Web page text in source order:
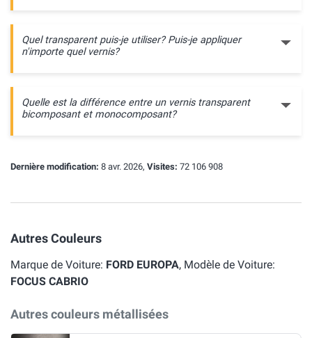
Quel transparent puis-je utiliser? Puis-je appliquer
n'importe quel vernis?
Quelle est la différence entre un vernis transparent
bicomposant et monocomposant?
Dernière modification: 8 avr. 2026, Visites: 72 106 908
Autres Couleurs
Marque de Voiture: FORD EUROPA, Modèle de Voiture:
FOCUS CABRIO
Autres couleurs métallisées